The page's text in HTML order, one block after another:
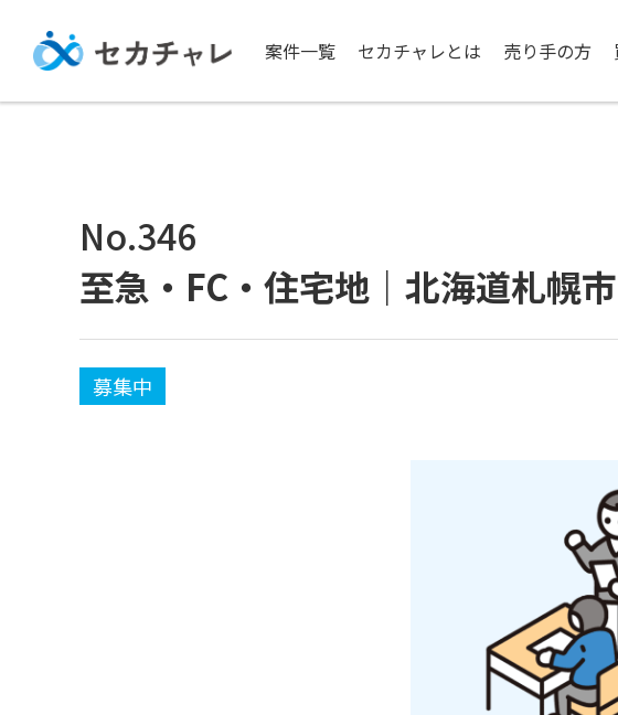
案件一覧 セカチャレとは 売り手の方
No.346
至急・FC・住宅地｜北海道札幌
募集中